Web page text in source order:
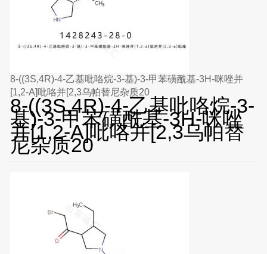
8-((3S,4R)-4-乙基吡咯烷-3-基)-3-甲苯磺酰基-3H-咪唑并
[1,2-A]吡咯并[2,3乌帕替尼杂质20
8-((3S,4R)-4-乙基吡咯烷-3-
基)-3-甲苯磺酰基-3H-咪唑
并[1,2-A]吡咯并[2,3乌帕替
尼杂质20